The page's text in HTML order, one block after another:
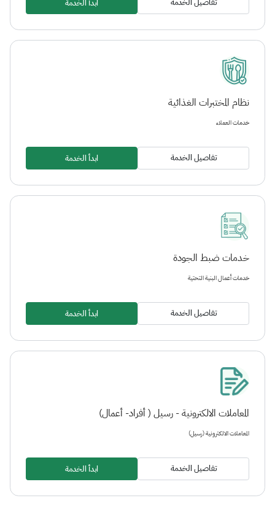
ابدأ الخدمة
نظام المختبرات الغذائية
خدمات العملاء
تفاصيل الخدمة ابدأ الخدمة
خدمات ضبط الجودة
خدمات أعمال البنية التحتية
تفاصيل الخدمة ابدأ الخدمة
المعاملات الالكترونية - رسيل ( أفراد- أعمال)
المعاملات الالكترونية (رسيل)
تفاصيل الخدمة ابدأ الخدمة